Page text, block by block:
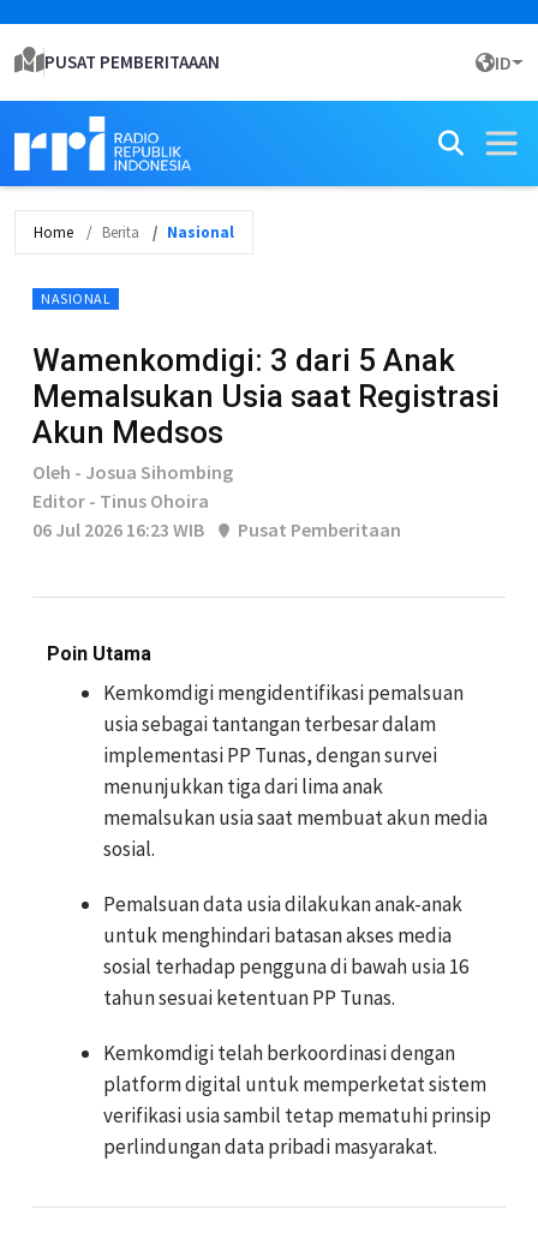
PUSAT PEMBERITAAAN ID
Home Berita Nasional
NASIONAL
Wamenkomdigi: 3 dari 5 Anak
Memalsukan Usia saat Registrasi
Akun Medsos
Oleh - Josua Sihombing
Editor - Tinus Ohoira
06 Jul 2026 16:23 WIB
Pusat Pemberitaan
Poin Utama
Kemkomdigi mengidentifikasi pemalsuan
usia sebagai tantangan terbesar dalam
implementasi PP Tunas, dengan survei
menunjukkan tiga dari lima anak
memalsukan usia saat membuat akun media
sosial.
Pemalsuan data usia dilakukan anak-anak
untuk menghindari batasan akses media
sosial terhadap pengguna di bawah usia 16
tahun sesuai ketentuan PP Tunas.
Kemkomdigi telah berkoordinasi dengan
platform digital untuk memperketat sistem
verifikasi usia sambil tetap mematuhi prinsip
perlindungan data pribadi masyarakat.